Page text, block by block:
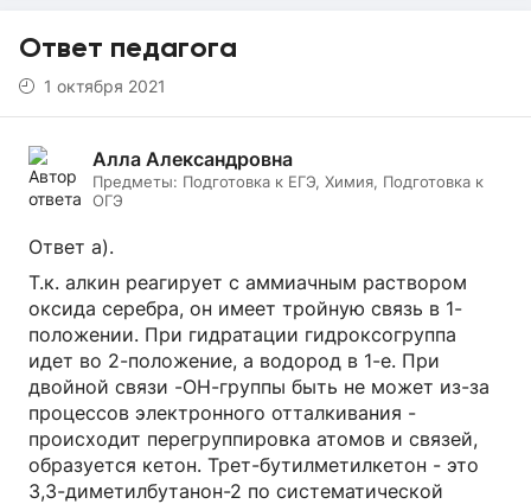
Ответ педагога
1 октября 2021
Алла Александровна
Предметы: Подготовка к ЕГЭ, Химия, Подготовка к
ОГЭ
Ответ а).
Т.к. алкин реагирует с аммиачным раствором
оксида серебра, он имеет тройную связь в 1-
положении. При гидратации гидроксогруппа
идет во 2-положение, а водород в 1-е. При
двойной связи -ОН-группы быть не может из-за
процессов электронного отталкивания -
происходит перегруппировка атомов и связей,
образуется кетон. Трет-бутилметилкетон - это
3,3-диметилбутанон-2 по систематической